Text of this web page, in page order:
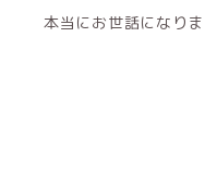
本当にお世話になり